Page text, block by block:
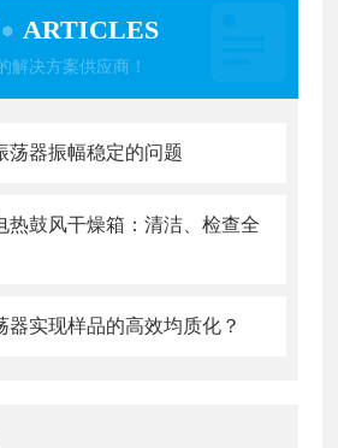
ARTICLES
解决方案供应商！
荡器振幅稳定的问题
热鼓风干燥箱：清洁、检查全
器实现样品的高效均质化？